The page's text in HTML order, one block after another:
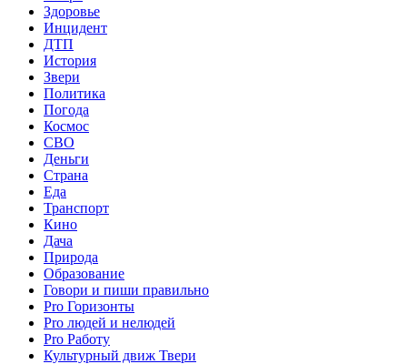
Здоровье
Инцидент
ДТП
История
Звери
Политика
Погода
Космос
СВО
Деньги
Страна
Еда
Транспорт
Кино
Дача
Природа
Образование
Говори и пиши правильно
Pro Горизонты
Pro людей и нелюдей
Pro Работу
Культурный движ Твери